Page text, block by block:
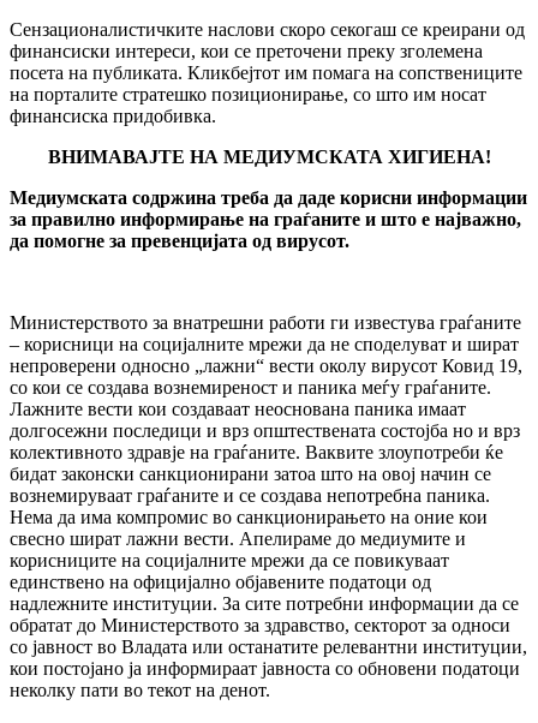
Сензационалистичките наслови скоро секогаш се креирани од
финансиски интереси, кои се преточени преку зголемена
посета на публиката. Кликбејтот им помага на сопствениците
на порталите стратешко позиционирање, со што им носат
финансиска придобивка.
ВНИМАВАЈТЕ НА МЕДИУМСКАТА ХИГИЕНА!
Медиумската содржина треба да даде корисни информации
за правилно информирање на граѓаните и што е најважно,
да помoгне за превенцијата од вирусот.
Министерството за внатрешни работи ги известува граѓаните
– корисници на социјалните мрежи да не споделуват и шират
непроверени односно „лажни“ вести околу вирусот Ковид 19,
со кои се создава вознемиреност и паника меѓу граѓаните.
Лажните вести кои создаваат неоснована паника имаат
долгосежни последици и врз општествената состојба но и врз
колективното здравје на граѓаните. Ваквите злоупотреби ќе
бидат законски санкционирани затоа што на овој начин се
вознемируваат граѓаните и се создава непотребна паника.
Нема да има компромис во санкционирањето на оние кои
свесно шират лажни вести. Апелираме до медиумите и
корисниците на социјалните мрежи да се повикуваат
единствено на официјално објавените податоци од
надлежните институции. За сите потребни информации да се
обратат до Министерството за здравство, секторот за односи
со јавност во Владата или останатите релевантни институции,
кои постојано ја информираат јавноста со обновени податоци
неколку пати во текот на денот.